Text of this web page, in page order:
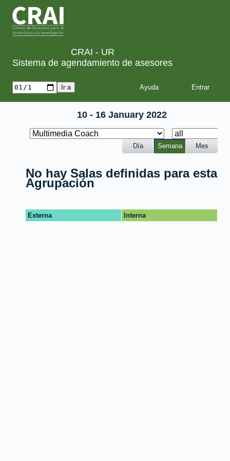
CRAI - UR
Sistema de agendamiento de asesores
Ayuda
10 - 16 January 2022
Día Semana Mes
No hay Salas definidas para esta
Agrupación
Externa Interna